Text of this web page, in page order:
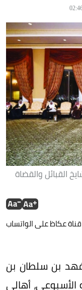
القبائل والقضاة
قناة عكاظ على الواتساب
بن سلطان بن
الأسبوعي، أهالي